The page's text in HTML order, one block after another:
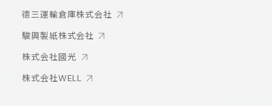
德三運輸倉庫株式会社
駿興製紙株式会社
株式会社國光
株式会社WELL